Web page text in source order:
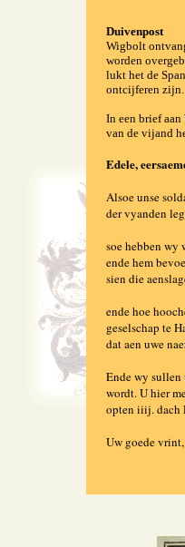
Duivenpost
Wigbolt
worden
lukt het de
ontcijferen zijn.
In een brief
van de vijand
Edele,
Alsoe unse
der vyanden
soe hebben wy
ende hem
sien die
ende hoe
geselschap te
dat aen uwe
Ende wy sullen
wordt. U hier
opten iiij. dach
Uw goede